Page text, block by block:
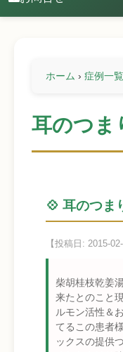
ホーム › 症例一覧
耳のつま
💠 耳のつま
【投稿日: 2015-02-
柴胡桂枝乾姜
来たとのこと
ルモン活性＆
てるこの患者
ックスの提供